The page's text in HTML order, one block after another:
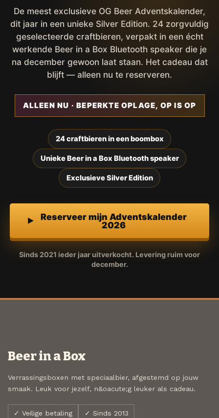
De meest exclusieve OG Beer Adventskalender,
dit jaar in een unieke Silver Edition. 24 zorgvuldig
geselecteerde craftbieren, verpakt in een écht
werkende Beer in a Box Bluetooth speaker die je
na december gewoon laat staan. Het cadeau dat
blijft — alleen nu te reserveren.
ALLEEN NU · BEPERKTE OPLAGE, OP IS OP
24 craftbieren in een boombox
Unieke Beer in a Box Bluetooth speaker
Exclusieve Silver Edition
Reserveer mijn Adventskalender
2026
Sinds 2021 ieder jaar uitverkocht. Levering ruim voor
december.
Beer in a Box
Verrassingsboxen met speciaalbier, afgestemd op jouw
smaak. Leuk voor jezelf, n&oacute;g leuker als cadeau.
✓ Veilige betaling ✓ Sinds 2013